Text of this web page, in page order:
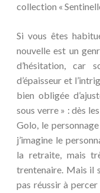
collection «
Si vous êtes
nouvelle est un
d’hésitation, car
d’épaisseur et
bien obligée
sous verre » : dès
Golo, le
j’imagine le
la retraite, mais
trentenaire. Mais il
pas réussir à